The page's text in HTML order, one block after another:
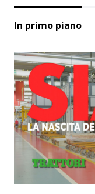
In primo piano